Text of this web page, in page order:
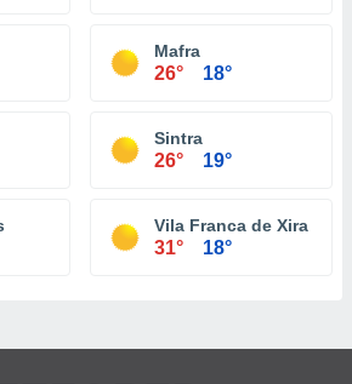
Mafra
26° 18°
Sintra
26° 19°
Vila Franca de Xira
31° 18°